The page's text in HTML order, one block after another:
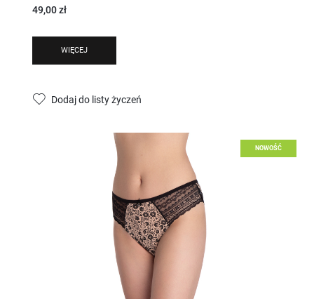
49,00 zł
WIĘCEJ
Dodaj do listy życzeń
NOWOŚĆ